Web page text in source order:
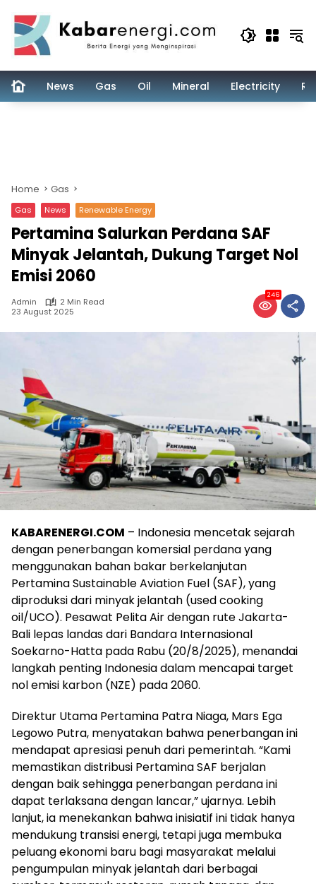
content
News Gas Oil Mineral Electricity
Home Gas
Gas News Renewable Energy
Pertamina Salurkan Perdana SAF
Minyak Jelantah, Dukung Target Nol
Emisi 2060
Admin
2 Min Read
23 August 2025
246
KABARENERGI.COM – Indonesia mencetak sejarah
dengan penerbangan komersial perdana yang
menggunakan bahan bakar berkelanjutan
Pertamina Sustainable Aviation Fuel (SAF), yang
diproduksi dari minyak jelantah (used cooking
oil/UCO). Pesawat Pelita Air dengan rute Jakarta-
Bali lepas landas dari Bandara Internasional
Soekarno-Hatta pada Rabu (20/8/2025), menandai
langkah penting Indonesia dalam mencapai target
nol emisi karbon (NZE) pada 2060.
Direktur Utama Pertamina Patra Niaga, Mars Ega
Legowo Putra, menyatakan bahwa penerbangan ini
mendapat apresiasi penuh dari pemerintah. “Kami
memastikan distribusi Pertamina SAF berjalan
dengan baik sehingga penerbangan perdana ini
dapat terlaksana dengan lancar,” ujarnya. Lebih
lanjut, ia menekankan bahwa inisiatif ini tidak hanya
mendukung transisi energi, tetapi juga membuka
peluang ekonomi baru bagi masyarakat melalui
pengumpulan minyak jelantah dari berbagai